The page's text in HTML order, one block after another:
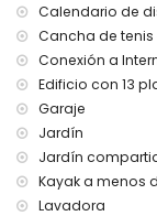
cama/cuna
Deportes
kayak,
del
tenis y
Calendario de
Cancha de tenis
Conexión a
Edificio con 13
Garaje
Jardín
Jardín
Kayak a menos
Lavadora